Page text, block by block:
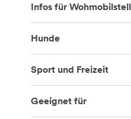
Infos für
Hunde
Sport und Freizeit
Geeignet für